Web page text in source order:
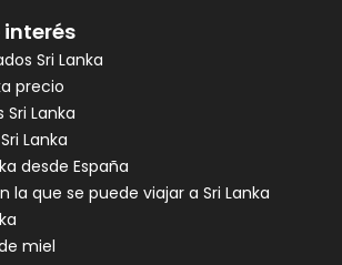
interés
Sri Lanka
precio
Lanka
Lanka
desde España
la que se puede viajar a Sri Lanka
miel